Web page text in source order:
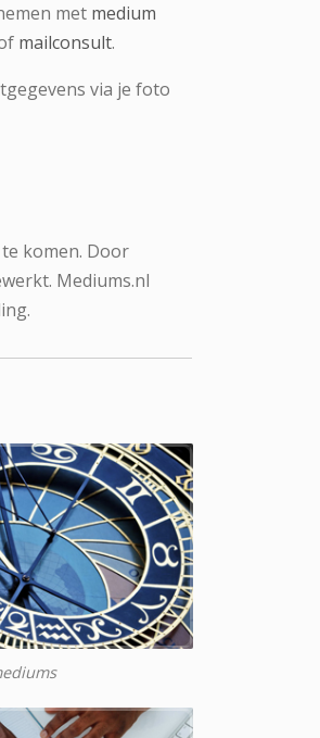
met medium
mailconsult.
via je foto
komen. Door
Mediums.nl